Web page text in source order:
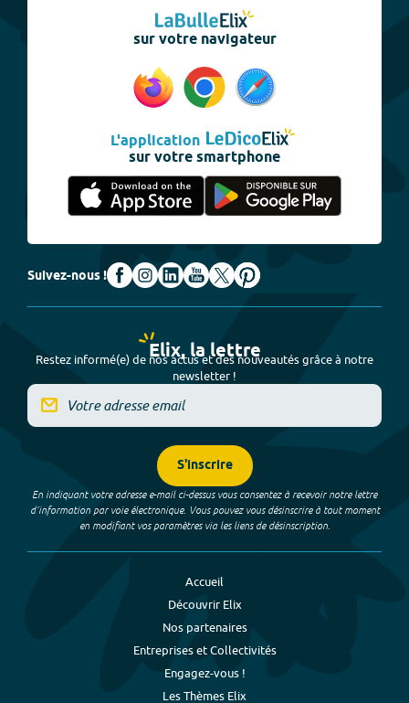
sur votre navigateur
L'application
sur votre smartphone
Suivez-nous !
Elix, la lettre
Restez informé(e) de nos actus et des nouveautés grâce à notre
newsletter !
S'inscrire
En indiquant votre adresse e-mail ci-dessus vous consentez à recevoir notre lettre
d’information par voie électronique. Vous pouvez vous désinscrire à tout moment
en modifiant vos paramètres via les liens de désinscription.
Accueil
Découvrir Elix
Nos partenaires
Entreprises et Collectivités
Engagez-vous !
Les Thèmes Elix